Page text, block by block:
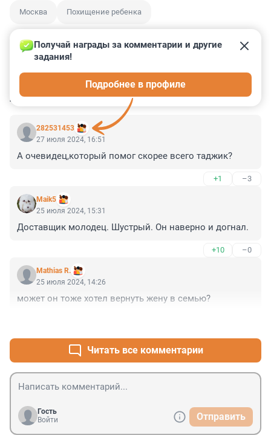
Москва Похищение ребенка
КОММЕНТАРИИ 36
282531453
Получай награды за комментарии и другие
задания!
Подробнее в профиле
27 июля 2024, 16:51
А очевидец,который помог скорее всего таджик?
+1 –3
Maik5
25 июля 2024, 15:31
Доставщик молодец. Шустрый. Он наверно и догнал.
+10 –0
Mathias R.
25 июля 2024, 14:26
может он тоже хотел вернуть жену в семью?
Читать все комментарии
Гость
Войти
Отправить